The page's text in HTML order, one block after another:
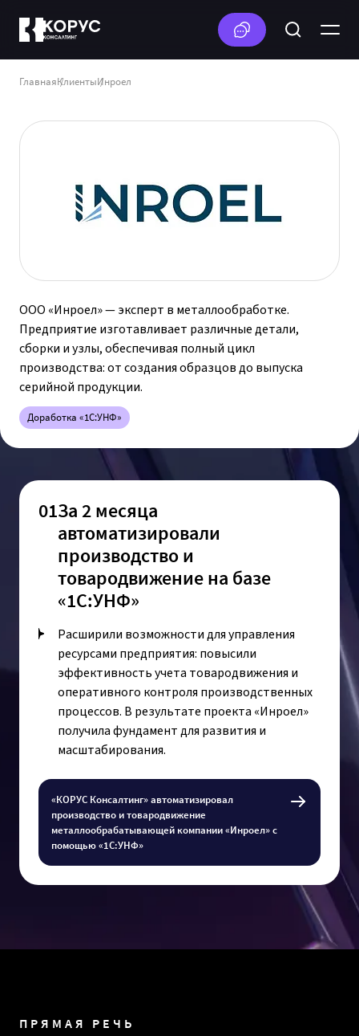
ГлавнаяКлиентыИнроел
ООО «Инроел» — эксперт в металлообработке.
Предприятие изготавливает различные детали,
сборки и узлы, обеспечивая полный цикл
производства: от создания образцов до выпуска
серийной продукции.
Доработка «1С:УНФ»
01За 2 месяца
автоматизировали
производство и
товародвижение на базе
«1С:УНФ»
Расширили возможности для управления
ресурсами предприятия: повысили
эффективность учета товародвижения и
оперативного контроля производственных
процессов. В результате проекта «Инроел»
получила фундамент для развития и
масштабирования.
«КОРУС Консалтинг» автоматизировал
производство и товародвижение
металлообрабатывающей компании «Инроел» с
помощью «1С:УНФ»
ПРЯМАЯ РЕЧЬ